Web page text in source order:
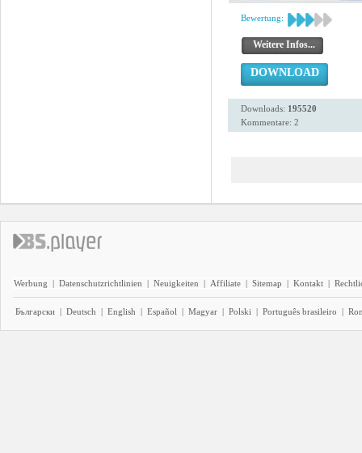
Bewertung:
Weitere Infos...
DOWNLOAD
Downloads: 195520
Kommentare: 2
Werbung | Datenschutzrichtlinien | Neuigkeiten | Affiliate | Sitemap | Kontakt |
Български | Deutsch | English | Español | Magyar | Polski | Português brasileiro |